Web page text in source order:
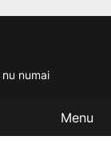
numai
Menu